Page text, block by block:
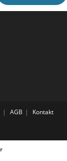
AGB Kontakt